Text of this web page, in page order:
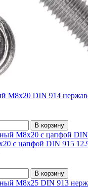
М8х20 DIN 914
В корзину
с цапфой DIN 915
В корзину